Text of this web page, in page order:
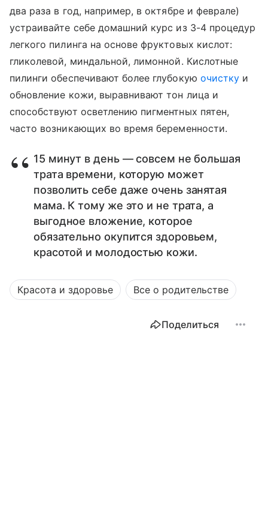
два раза в год, например, в октябре и феврале)
устраивайте себе домашний курс из 3-4 процедур
легкого пилинга на основе фруктовых кислот:
гликолевой, миндальной, лимонной. Кислотные
пилинги обеспечивают более глубокую очистку и
обновление кожи, выравнивают тон лица и
способствуют осветлению пигментных пятен,
часто возникающих во время беременности.
15 минут в день — совсем не большая
трата времени, которую может
позволить себе даже очень занятая
мама. К тому же это и не трата, а
выгодное вложение, которое
обязательно окупится здоровьем,
красотой и молодостью кожи.
Красота и здоровье Все о родительстве
Поделиться